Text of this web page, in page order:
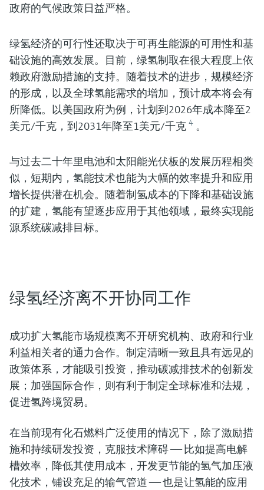
政府的气候政策日益严格。
绿氢经济的可行性还取决于可再生能源的可用性和基
础设施的高效发展。目前，绿氢制取在很大程度上依
赖政府激励措施的支持。随着技术的进步，规模经济
的形成，以及全球氢能需求的增加，预计成本将会有
所降低。以美国政府为例，计划到2026年成本降至2
美元/千克，到2031年降至1美元/千克 4 。
与过去二十年里电池和太阳能光伏板的发展历程相类
似，短期内，氢能技术也能为大幅的效率提升和应用
增长提供潜在机会。随着制氢成本的下降和基础设施
的扩建，氢能有望逐步应用于其他领域，最终实现能
源系统碳减排目标。
绿氢经济离不开协同工作
成功扩大氢能市场规模离不开研究机构、政府和行业
利益相关者的通力合作。制定清晰一致且具有远见的
政策体系，才能吸引投资，推动碳减排技术的创新发
展；加强国际合作，则有利于制定全球标准和法规，
促进氢跨境贸易。
在当前现有化石燃料广泛使用的情况下，除了激励措
施和持续研发投资，克服技术障碍 —— 比如提高电解
槽效率，降低其使用成本，开发更节能的氢气加压液
化技术，铺设充足的输气管道 —— 也是让氢能的应用